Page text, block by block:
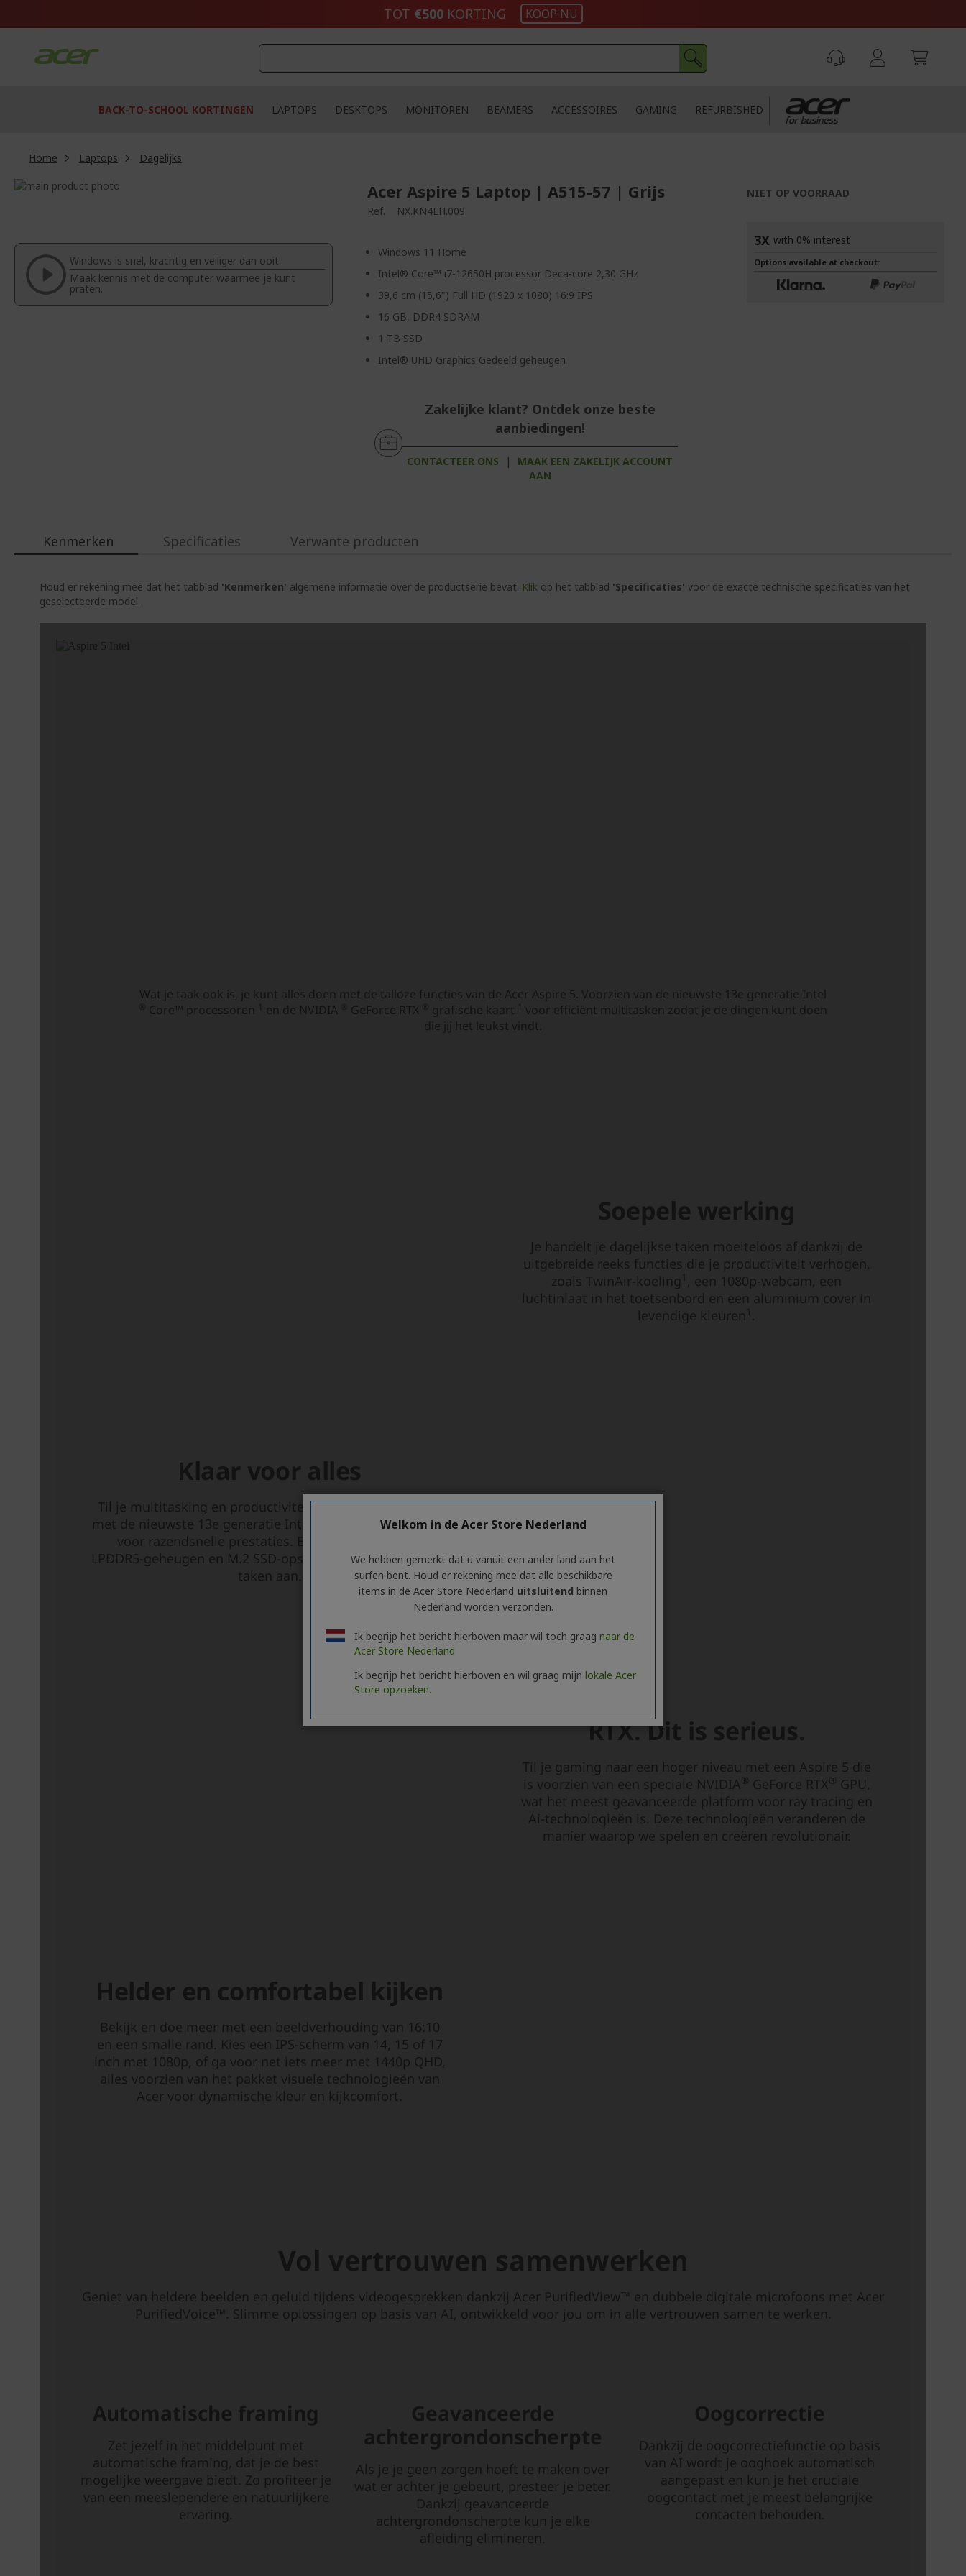
TOT €500KORTING KOOP NU
BACK-TO-SCHOOL KORTINGEN LAPTOPS DESKTOPS MONITOREN BEAMERS ACCESSOIRES GAMING REFURBISHED
Home Laptops
Dagelijks
Ga
van
afbeeldingen-
gallerij
begin
afbeeldingen-
gallerij
Windows is snel, krachtig en veiliger dan ooit.
Maak kennis met de computer waarmee je kunt
praten.
Acer Aspire 5 Laptop | A515-57 | Grijs
Ref. NX.KN4EH.009
Windows 11 Home
Intel® Core™ i7-12650H processor Deca-core 2,30 GHz
39,6 cm (15,6") Full HD (1920 x 1080) 16:9 IPS
16 GB, DDR4 SDRAM
1 TB SSD
Intel® UHD Graphics Gedeeld geheugen
Zakelijke klant? Ontdek onze beste
aanbiedingen!
CONTACTEER ONS |
MAAK EEN ZAKELIJK ACCOUNT
AAN
NIET OP VOORRAAD
3X with 0% interest
Options available at checkout:
Kenmerken
Houd er rekening mee dat het tabblad 'Kenmerken' algemene informatie over de productserie bevat. Klik op het tabblad 'Specificaties' voor de exacte technische specificaties van het
geselecteerde model.
Specificaties Verwante producten
Welkom in de Acer Store Nederland
We hebben gemerkt dat u vanuit een ander land aan het
surfen bent. Houd er rekening mee dat alle beschikbare
items in de Acer Store Nederland uitsluitend binnen
Nederland worden verzonden.
Ik begrijp het bericht hierboven maar wil toch graag naar de
Acer Store Nederland
Ik begrijp het bericht hierboven en wil graag mijn lokale Acer
Store opzoeken.